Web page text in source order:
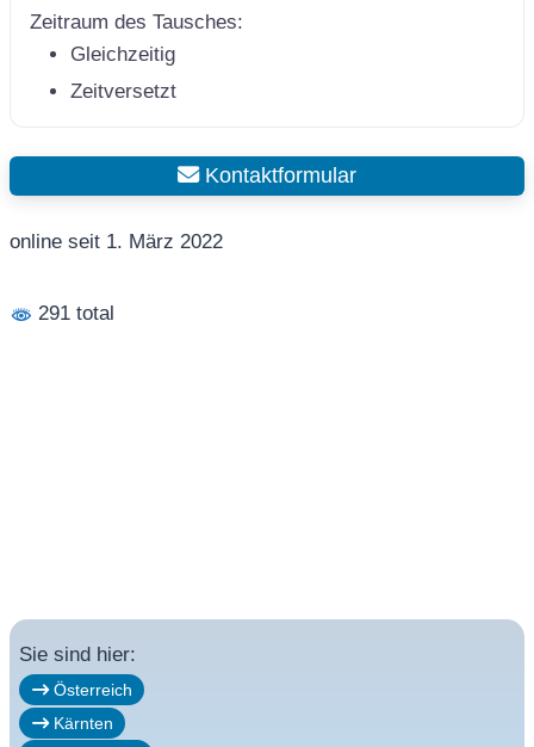
Zeitraum des Tausches:
Gleichzeitig
Zeitversetzt
Kontaktformular
online seit 1. März 2022
291 total
Sie sind hier:
Österreich
Kärnten